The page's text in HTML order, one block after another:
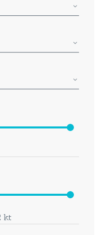
kt